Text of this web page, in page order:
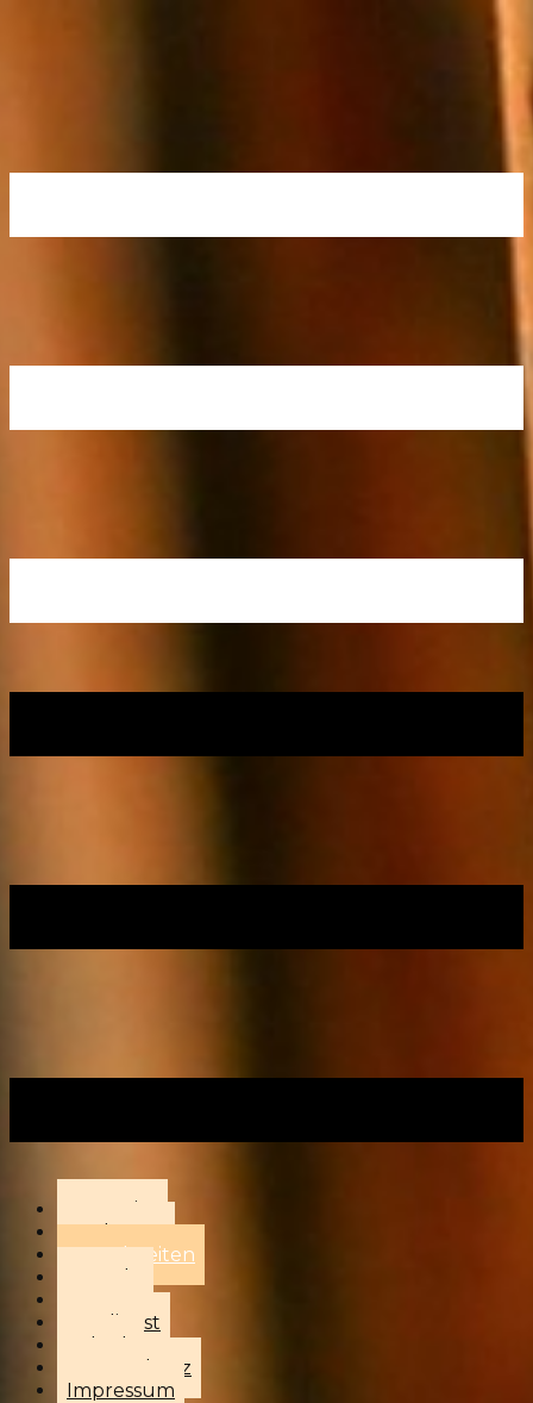
Startseite
Spektrum
Sprechzeiten
Kontakt
Notdienst
Urlaub
Datenschutz
Impressum